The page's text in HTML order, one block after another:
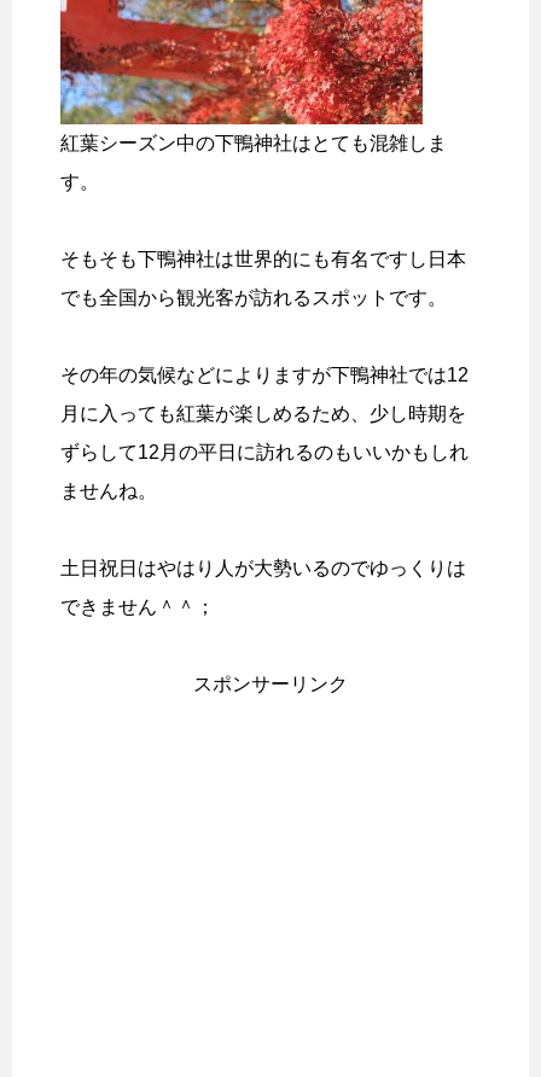
紅葉シーズン中の下鴨神社はとても混雑しま
す。
そもそも下鴨神社は世界的にも有名ですし日本
でも全国から観光客が訪れるスポットです。
その年の気候などによりますが下鴨神社では12
月に入っても紅葉が楽しめるため、少し時期を
ずらして12月の平日に訪れるのもいいかもしれ
ませんね。
土日祝日はやはり人が大勢いるのでゆっくりは
できません＾＾；
スポンサーリンク